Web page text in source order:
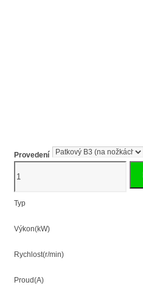
Provedení
jednofázový
elektromotor
1ALJ802-
množství
Typ
Výkon(kW)
Rychlost(r/min)
Proud(A)